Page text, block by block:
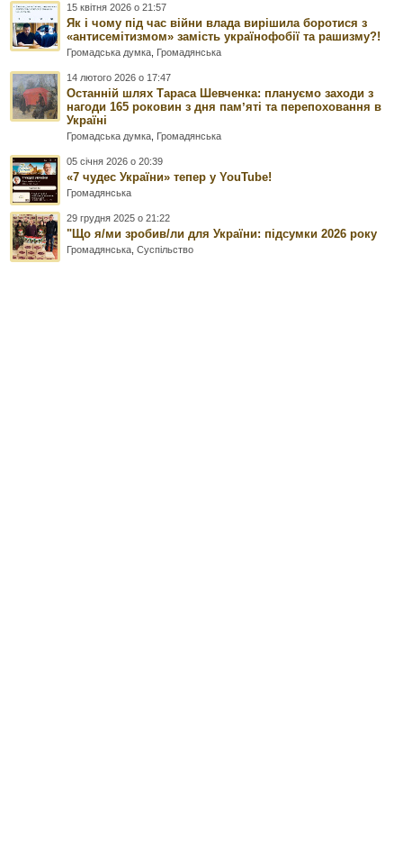
15 квітня 2026 о 21:57
Як і чому під час війни влада вирішила боротися з
«антисемітизмом» замість українофобії та рашизму?!
Громадська думка Громадянська
14 лютого 2026 о 17:47
Останній шлях Тараса Шевченка: плануємо заходи з
нагоди 165 роковин з дня памʼяті та перепоховання в
Україні
Громадська думка Громадянська
05 січня 2026 о 20:39
«7 чудес України» тепер у YouTube!
Громадянська
29 грудня 2025 о 21:22
"Що я/ми зробив/ли для України: підсумки 2026 року
Громадянська ,Суспільство